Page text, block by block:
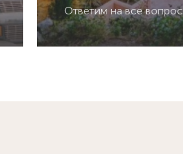
Ответим на все